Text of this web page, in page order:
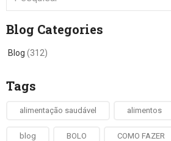
Blog Categories
Blog (312)
Tags
alimentação saudável alimentos
blog BOLO COMO FAZER